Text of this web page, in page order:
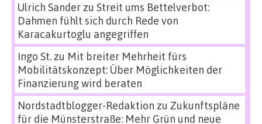
Ulrich Sanderzu Streit ums Bettelverbot:
Dahmen fühlt sich durch Rede von
Karacakurtoglu angegriffen
Ingo St.zu Mit breiter Mehrheit fürs
Mobilitätskonzept: Über Möglichkeiten der
Finanzierung wird beraten
Nordstadtblogger-Redaktion zu Zukunftspläne
für die Münsterstraße: Mehr Grün und neue